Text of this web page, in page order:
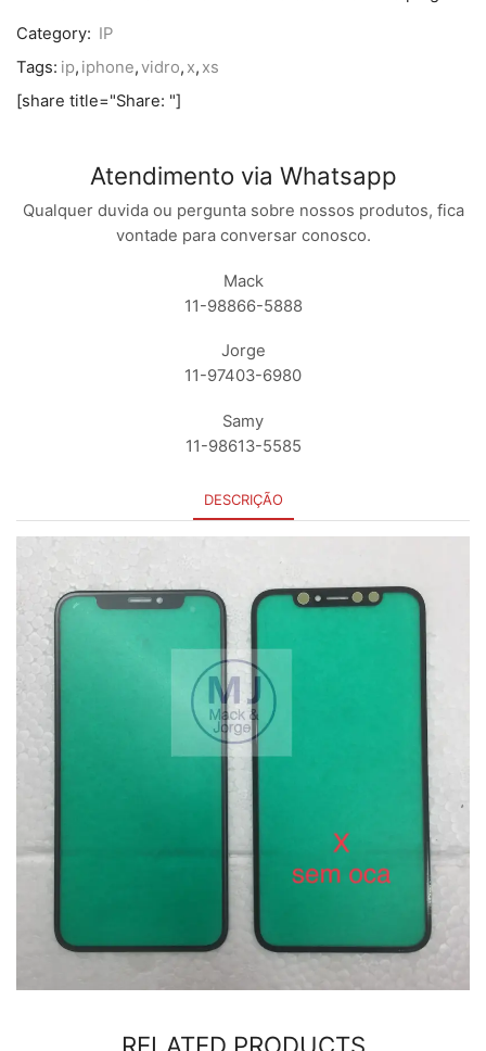
Category: IP
Tags: ip, iphone,vidro, x, xs
[share title="Share: "]
Atendimento via Whatsapp
Qualquer duvida ou pergunta sobre nossos produtos, fica
vontade para conversar conosco.
Mack
11-98866-5888
Jorge
11-97403-6980
Samy
11-98613-5585
DESCRIÇÃO
RELATED PRODUCTS